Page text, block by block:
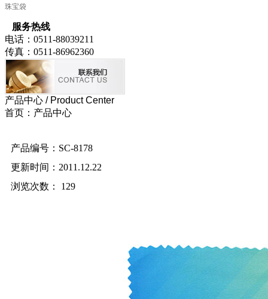
珠宝袋
服务热线
电话：0511-88039211
传真：0511-86962360
产品中心 / Product Center
首页：产品中心
产品编号：SC-8178
更新时间：2011.12.22
浏览次数： 129